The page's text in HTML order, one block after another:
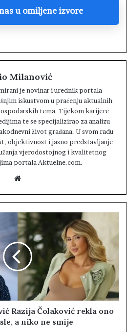
u omiljene izvore
Milanović
je novinar i urednik portala
iskustvom u praćenju aktualnih
tema. Tijekom karijere
te se specijalizirao za analizu
život građana. U svom radu
objektivnost i jasno predstavljanje
vjerodostojnog i kvalitetnog
portala Aktuelne.com.
b
s
i
t
e
Razija Čolaković rekla ono
a niko ne smije